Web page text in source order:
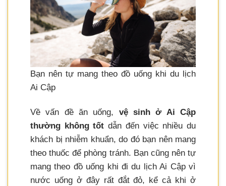
Bạn nên tự mang theo đồ uống khi du lịch
Ai Cập
Về vấn đề ăn uống, vệ sinh ở Ai Cập
thường không tốt dẫn đến việc nhiều du
khách bị nhiễm khuẩn, do đó bạn nên mang
theo thuốc để phòng tránh. Bạn cũng nên tự
mang theo đồ uống khi đi du lịch Ai Cập vì
nước uống ở đây rất đắt đỏ, kể cả khi ở